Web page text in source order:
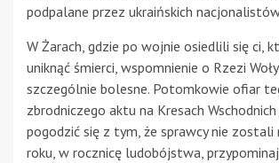
podpalane przez ukraińskich
W Żarach, gdzie po wojnie osiedlili się ci,
uniknąć śmierci, wspomnienie o Rzezi
szczególnie bolesne. Potomkowie ofiar
zbrodniczego aktu na Kresach
pogodzić się z tym, że sprawcy nie zostali
roku, w rocznicę ludobójstwa,